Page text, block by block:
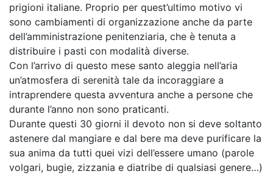
prigioni italiane. Proprio per quest’ultimo motivo vi
sono cambiamenti di organizzazione anche da parte
dell’amministrazione penitenziaria, che è tenuta a
distribuire i pasti con modalità diverse.
Con l’arrivo di questo mese santo aleggia nell’aria
un’atmosfera di serenità tale da incoraggiare a
intraprendere questa avventura anche a persone che
durante l’anno non sono praticanti.
Durante questi 30 giorni il devoto non si deve soltanto
astenere dal mangiare e dal bere ma deve purificare la
sua anima da tutti quei vizi dell’essere umano (parole
volgari, bugie, zizzania e diatribe di qualsiasi genere…)